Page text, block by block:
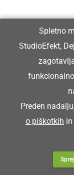
Spletno
StudioEfekt,
Preden
o piškotkih in